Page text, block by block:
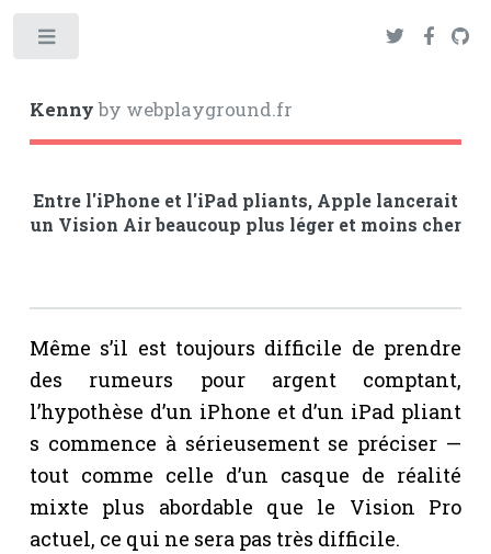
Kennyby webplayground.fr
Entre l'iPhone et l'iPad pliants, Apple lancerait
un Vision Air beaucoup plus léger et moins cher
Même s’il est toujours difficile de prendre
des rumeurs pour argent comptant,
l’hypothèse d’un iPhone et d’un iPad pliant
s commence à sérieusement se préciser —
tout comme celle d’un casque de réalité
mixte plus abordable que le Vision Pro
actuel, ce qui ne sera pas très difficile.